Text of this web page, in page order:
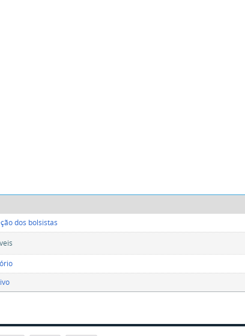
dos bolsistas